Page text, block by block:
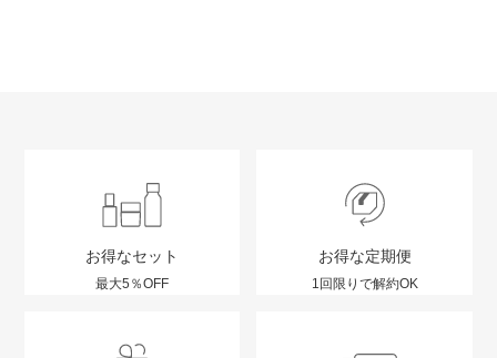
お得なセット
最大5％OFF
お得な定期便
1回限りで解約OK